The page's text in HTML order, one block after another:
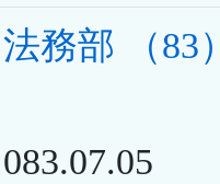
法務部 （83
083.07.05